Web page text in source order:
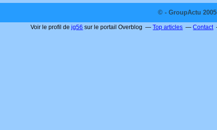
© - GroupActu
Voir le profil dejg56 sur le portail Overblog Top articles Contact